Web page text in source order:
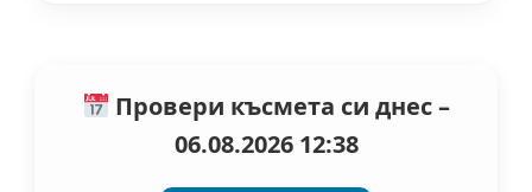
Провери късмета си днес –
06.08.2026 12:38